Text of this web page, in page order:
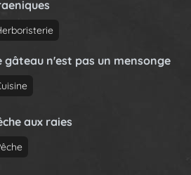
gâteau n'est pas un mensonge
aux raies